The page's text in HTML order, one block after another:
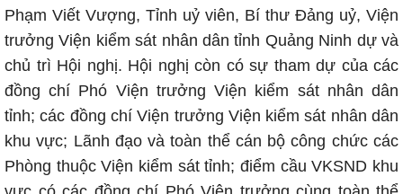
Phạm Viết Vượng, Tỉnh uỷ viên, Bí thư Đảng uỷ, Viện
trưởng Viện kiểm sát nhân dân tỉnh Quảng Ninh dự và
chủ trì Hội nghị. Hội nghị còn có sự tham dự của các
đồng chí Phó Viện trưởng Viện kiểm sát nhân dân
tỉnh; các đồng chí Viện trưởng Viện kiểm sát nhân dân
khu vực; Lãnh đạo và toàn thể cán bộ công chức các
Phòng thuộc Viện kiểm sát tỉnh; điểm cầu VKSND khu